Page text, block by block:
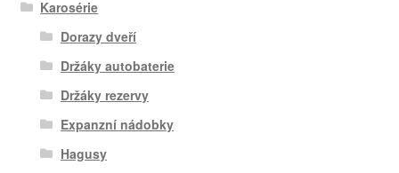
Karosérie
Dorazy dveří
Držáky autobaterie
Držáky rezervy
Expanzní nádobky
Hagusy